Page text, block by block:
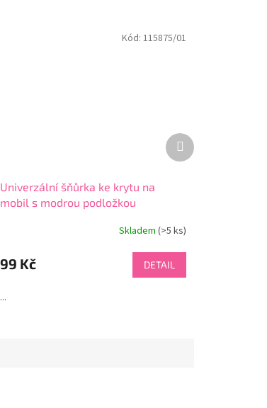
Univerzální šňůrka ke krytu na
mobil s modrou podložkou
produktu
je
z
Skladem(>5 ks)
99 Kč DETAIL
...
Kód: 115875/01
Další
produkt